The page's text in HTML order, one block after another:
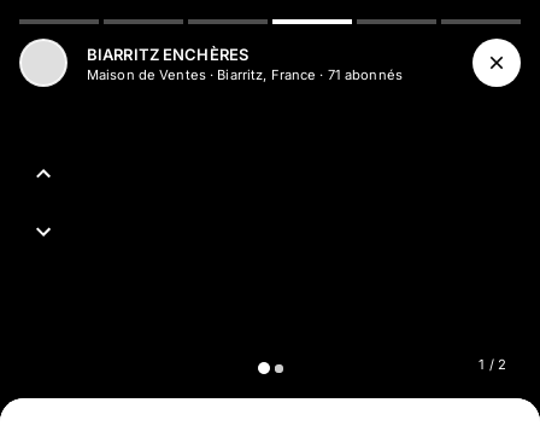
1 / 2
BIARRITZ ENCHÈRES
Maison de Ventes· Biarritz, France · 71 abonnés